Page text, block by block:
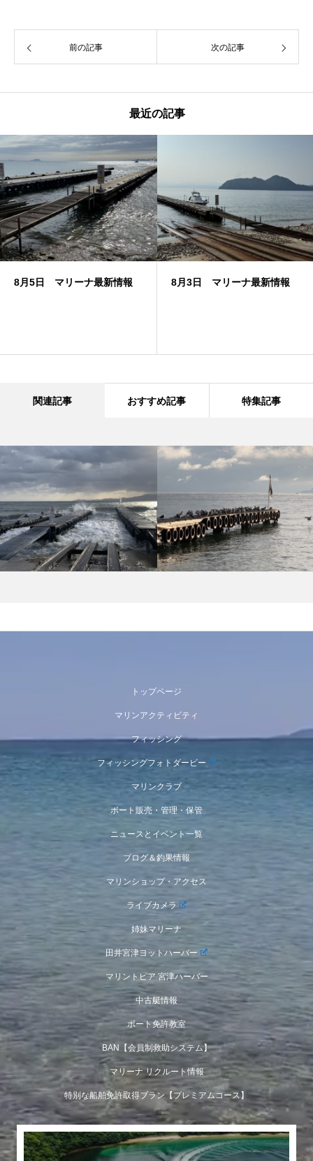
前の記事 次の記事
最近の記事
8月5日 マリーナ最新情報 8月3日 マリーナ最新情報
関連記事 おすすめ記事 特集記事
トップページ
マリンアクティビティ
フィッシング
フィッシングフォトダービー
マリンクラブ
ボート販売・管理・保管
ニュースとイベント一覧
ブログ＆釣果情報
マリンショップ・アクセス
ライブカメラ
姉妹マリーナ
田井宮津ヨットハーバー
マリントピア 宮津ハーバー
中古艇情報
ボート免許教室
BAN【会員制救助システム】
マリーナ リクルート情報
特別な船舶免許取得プラン【プレミアムコース】